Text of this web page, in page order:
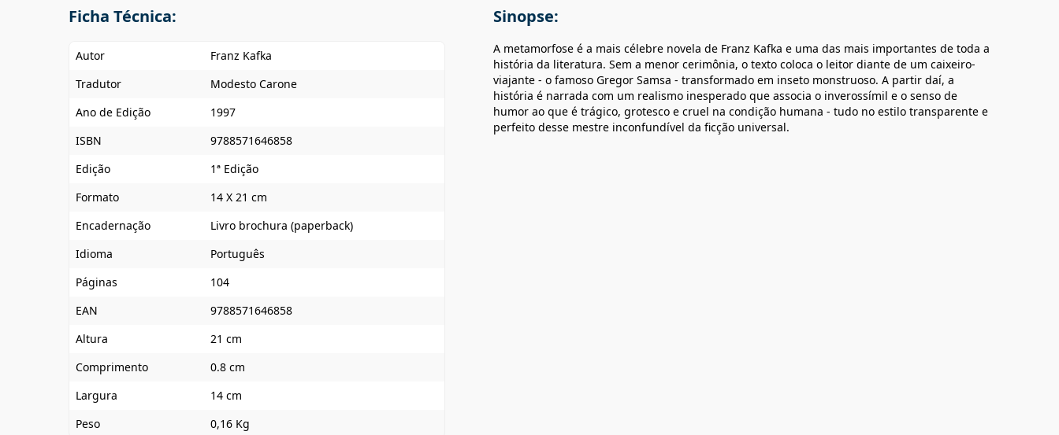
Ficha Técnica:
Autor
Franz Kafka
Tradutor
Modesto Carone
Ano de Edição
1997
ISBN
9788571646858
Edição
1ª Edição
Formato
14 X 21 cm
Encadernação
Livro brochura (paperback)
Idioma
Português
Páginas
104
EAN
9788571646858
Altura
21 cm
Comprimento
0.8 cm
Largura
14 cm
Peso
0,16 Kg
Sinopse:
A metamorfose é a mais célebre novela de Franz Kafka e uma das mais importantes de toda a
história da literatura. Sem a menor cerimônia, o texto coloca o leitor diante de um caixeiro-
viajante - o famoso Gregor Samsa - transformado em inseto monstruoso. A partir daí, a
história é narrada com um realismo inesperado que associa o inverossímil e o senso de
humor ao que é trágico, grotesco e cruel na condição humana - tudo no estilo transparente e
perfeito desse mestre inconfundível da ficção universal.